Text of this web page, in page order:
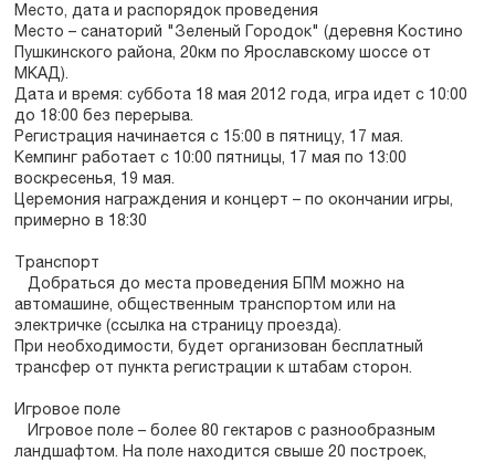
Место, дата и распорядок проведения
Место – санаторий "Зеленый Городок" (деревня Костино
Пушкинского района, 20км по Ярославскому шоссе от
МКАД).
Дата и время: суббота 18 мая 2012 года, игра идет с 10:00
до 18:00 без перерыва.
Регистрация начинается с 15:00 в пятницу, 17 мая.
Кемпинг работает с 10:00 пятницы, 17 мая по 13:00
воскресенья, 19 мая.
Церемония награждения и концерт – по окончании игры,
примерно в 18:30
Транспорт
Добраться до места проведения БПМ можно на
автомашине, общественным транспортом или на
электричке (ссылка на страницу проезда).
При необходимости, будет организован бесплатный
трансфер от пункта регистрации к штабам сторон.
Игровое поле
Игровое поле – более 80 гектаров с разнообразным
ландшафтом. На поле находится свыше 20 построек,